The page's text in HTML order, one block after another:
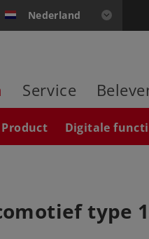
Nederland
Service
Product Digitale
type